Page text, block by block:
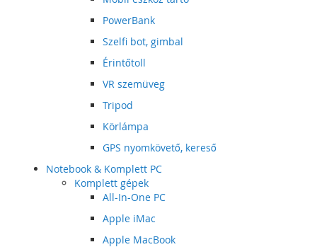
PowerBank
Szelfi bot, gimbal
Érintőtoll
VR szemüveg
Tripod
Körlámpa
GPS nyomkövető, kereső
Notebook & Komplett PC
Komplett gépek
All-In-One PC
Apple iMac
Apple MacBook